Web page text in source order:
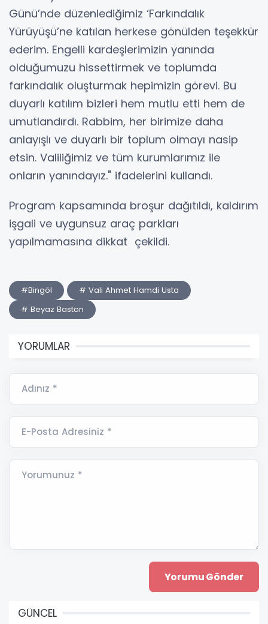
Günü’nde düzenlediğimiz ‘Farkındalık
Yürüyüşü’ne katılan herkese gönülden teşekkür
ederim. Engelli kardeşlerimizin yanında
olduğumuzu hissettirmek ve toplumda
farkındalık oluşturmak hepimizin görevi. Bu
duyarlı katılım bizleri hem mutlu etti hem de
umutlandırdı. Rabbim, her birimize daha
anlayışlı ve duyarlı bir toplum olmayı nasip
etsin. Valiliğimiz ve tüm kurumlarımız ile
onların yanındayız." ifadelerini kullandı.
Program kapsamında broşur dağıtıldı, kaldırım
işgali ve uygunsuz araç parkları
yapılmamasına dikkat çekildi.
#Bingöl
# Vali Ahmet Hamdi Usta
# Beyaz Baston
YORUMLAR
Adınız *
E-Posta Adresiniz *
Yorumunuz *
GÜNCEL